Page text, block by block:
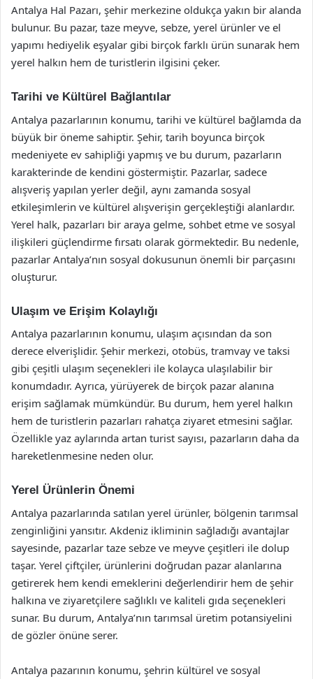
Antalya Hal Pazarı, şehir merkezine oldukça yakın bir alanda
bulunur. Bu pazar, taze meyve, sebze, yerel ürünler ve el
yapımı hediyelik eşyalar gibi birçok farklı ürün sunarak hem
yerel halkın hem de turistlerin ilgisini çeker.
Tarihi ve Kültürel Bağlantılar
Antalya pazarlarının konumu, tarihi ve kültürel bağlamda da
büyük bir öneme sahiptir. Şehir, tarih boyunca birçok
medeniyete ev sahipliği yapmış ve bu durum, pazarların
karakterinde de kendini göstermiştir. Pazarlar, sadece
alışveriş yapılan yerler değil, aynı zamanda sosyal
etkileşimlerin ve kültürel alışverişin gerçekleştiği alanlardır.
Yerel halk, pazarları bir araya gelme, sohbet etme ve sosyal
ilişkileri güçlendirme fırsatı olarak görmektedir. Bu nedenle,
pazarlar Antalya’nın sosyal dokusunun önemli bir parçasını
oluşturur.
Ulaşım ve Erişim Kolaylığı
Antalya pazarlarının konumu, ulaşım açısından da son
derece elverişlidir. Şehir merkezi, otobüs, tramvay ve taksi
gibi çeşitli ulaşım seçenekleri ile kolayca ulaşılabilir bir
konumdadır. Ayrıca, yürüyerek de birçok pazar alanına
erişim sağlamak mümkündür. Bu durum, hem yerel halkın
hem de turistlerin pazarları rahatça ziyaret etmesini sağlar.
Özellikle yaz aylarında artan turist sayısı, pazarların daha da
hareketlenmesine neden olur.
Yerel Ürünlerin Önemi
Antalya pazarlarında satılan yerel ürünler, bölgenin tarımsal
zenginliğini yansıtır. Akdeniz ikliminin sağladığı avantajlar
sayesinde, pazarlar taze sebze ve meyve çeşitleri ile dolup
taşar. Yerel çiftçiler, ürünlerini doğrudan pazar alanlarına
getirerek hem kendi emeklerini değerlendirir hem de şehir
halkına ve ziyaretçilere sağlıklı ve kaliteli gıda seçenekleri
sunar. Bu durum, Antalya’nın tarımsal üretim potansiyelini
de gözler önüne serer.
Antalya pazarının konumu, şehrin kültürel ve sosyal